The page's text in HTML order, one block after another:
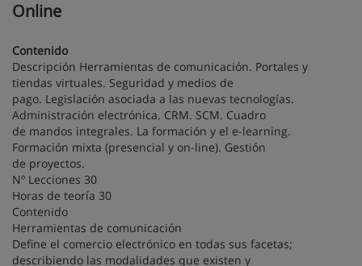
Online
Contenido
Descripción Herramientas de comunicación. Portales y
tiendas virtuales. Seguridad y medios de
pago. Legislación asociada a las nuevas tecnologías.
Administración electrónica. CRM. SCM. Cuadro
de mandos integrales. La formación y el e-learning.
Formación mixta (presencial y on-line). Gestión
de proyectos.
Nº Lecciones 30
Horas de teoría 30
Contenido
Herramientas de comunicación
Define el comercio electrónico en todas sus facetas;
describiendo las modalidades que existen y